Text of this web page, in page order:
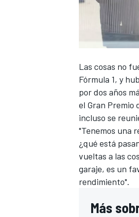
Las cosas no
Fórmula 1, y
por dos años
el Gran Premio
incluso se
"Tenemos una
¿qué está
vueltas a las
garaje, es un
rendimiento".
Más